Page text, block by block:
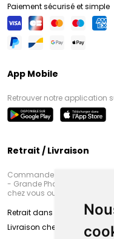
Paiement sécurisé et simple
App Mobile
Retrouver notre application
Retrait / Livraison
Commandez en ligne et
- Grande Pharmacie
chez vous ou en point retrait
Retrait dans la pharmacie
Livraison chez vous